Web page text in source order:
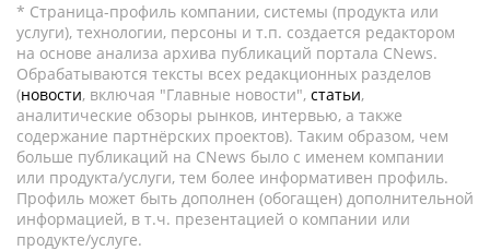
* Страница-профиль компании, системы (продукта или
услуги), технологии, персоны и т.п. создается редактором
на основе анализа архива публикаций портала CNews.
Обрабатываются тексты всех редакционных разделов
(новости, включая "Главные новости", статьи,
аналитические обзоры рынков, интервью, а также
содержание партнёрских проектов). Таким образом, чем
больше публикаций на CNews было с именем компании
или продукта/услуги, тем более информативен профиль.
Профиль может быть дополнен (обогащен) дополнительной
информацией, в т.ч. презентацией о компании или
продукте/услуге.